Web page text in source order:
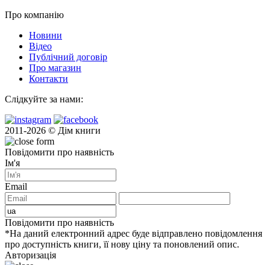
Про компанію
Новини
Відео
Публічний договір
Про магазин
Контакти
Слідкуйте за нами:
2011-2026 © Дім книги
Повідомити про наявність
Ім'я
Email
Повідомити про наявність
*На даний електронний адрес буде відправлено повідомлення
про доступність книги, її нову ціну та поновлений опис.
Авторизація